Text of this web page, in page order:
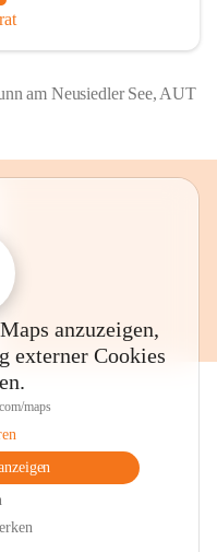
am Neusiedler See, AUT
anzuzeigen,
externer Cookies
maps